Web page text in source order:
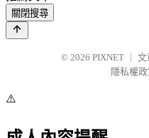
關閉搜尋
© 2026 PIXNET
文
隱私權
⚠️